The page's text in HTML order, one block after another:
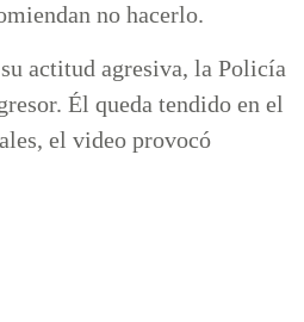
no hacerlo.
actitud agresiva, la Policía
Él queda tendido en el
el video provocó